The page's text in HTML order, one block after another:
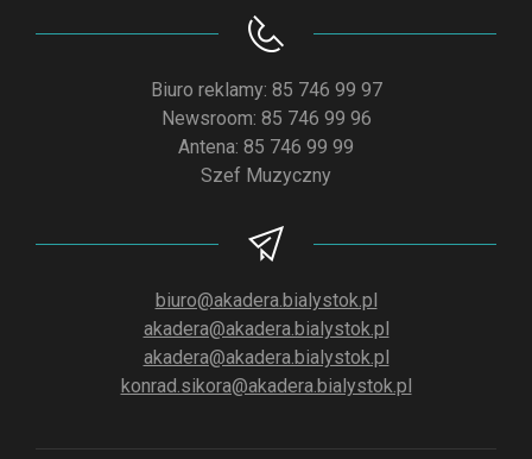
Biuro reklamy: 85 746 99 97
Newsroom: 85 746 99 96
Antena: 85 746 99 99
Szef Muzyczny
biuro@akadera.bialystok.pl
akadera@akadera.bialystok.pl
akadera@akadera.bialystok.pl
konrad.sikora@akadera.bialystok.pl